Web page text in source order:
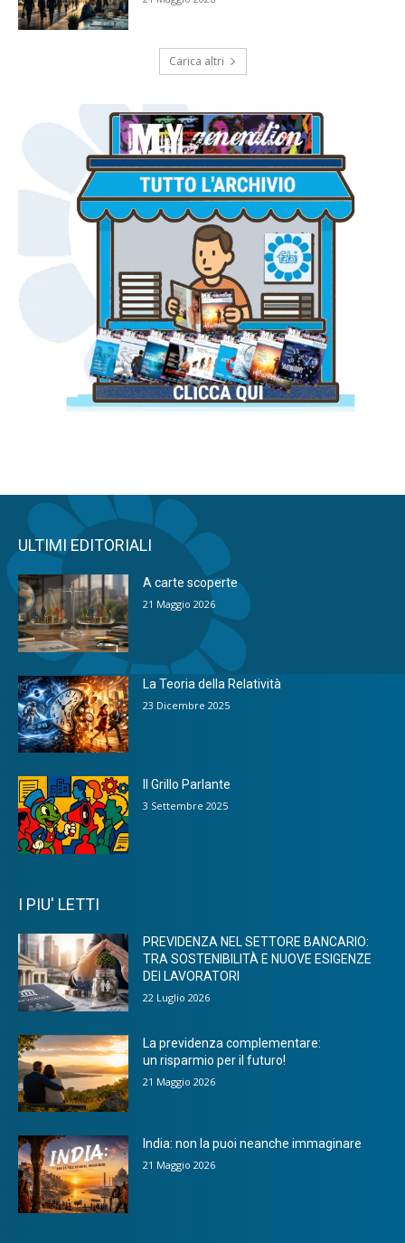
Carica altri
ULTIMI EDITORIALI
A carte scoperte
21 Maggio 2026
La Teoria della Relatività
23 Dicembre 2025
Il Grillo Parlante
3 Settembre 2025
I PIU' LETTI
PREVIDENZA NEL SETTORE BANCARIO:
TRA SOSTENIBILITÀ E NUOVE ESIGENZE
DEI LAVORATORI
22 Luglio 2026
La previdenza complementare:
un risparmio per il futuro!
21 Maggio 2026
India: non la puoi neanche immaginare
21 Maggio 2026